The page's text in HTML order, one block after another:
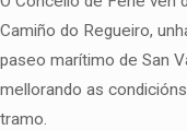
Camiño do Regueiro,
paseo marítimo de San
mellorando as
tramo.